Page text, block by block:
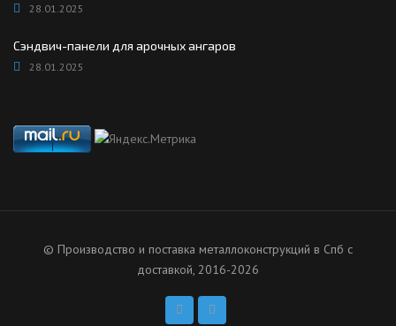
28.01.2025
Сэндвич-панели для арочных ангаров
28.01.2025
© Производство и поставка металлоконструкций в Спб с
доставкой, 2016-2026